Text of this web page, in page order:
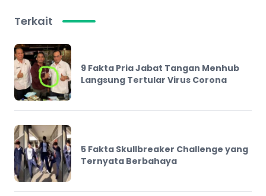
Terkait
9 Fakta Pria Jabat Tangan Menhub
Langsung Tertular Virus Corona
5 Fakta Skullbreaker Challenge yang
Ternyata Berbahaya